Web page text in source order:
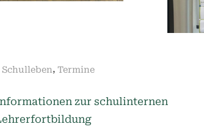
Schulleben, Termine
zur schulinternen